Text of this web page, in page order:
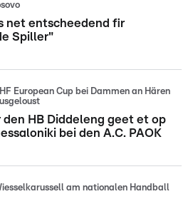
net entscheedend fir
Spiller"
European Cup bei Dammen an Hären
den HB Diddeleng geet et op
bei den A.C. PAOK
am nationalen Handball